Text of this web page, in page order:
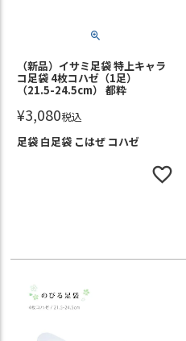
（新品）イサミ足袋 特上キャラ
コ足袋 4枚コハゼ（1足）
（21.5-24.5cm） 都粋
¥3,080税込
足袋 白足袋 こはぜ コハゼ